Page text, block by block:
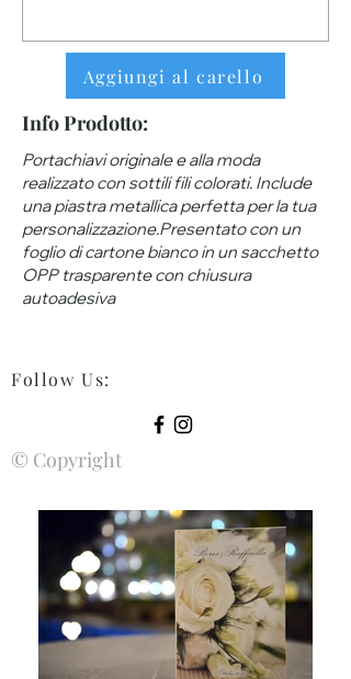
Aggiungi al carello
Info Prodotto:
Portachiavi originale e alla moda
realizzato con sottili fili colorati. Include
una piastra metallica perfetta per la tua
personalizzazione.Presentato con un
foglio di cartone bianco in un sacchetto
OPP trasparente con chiusura
autoadesiva
Follow Us:
© Copyright